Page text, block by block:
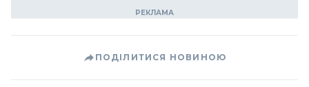
ПОДІЛИТИСЯ НОВИНОЮ